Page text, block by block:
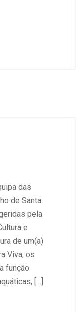
das
de Santa
pela
e
de um(a)
Viva, os
função
[…]